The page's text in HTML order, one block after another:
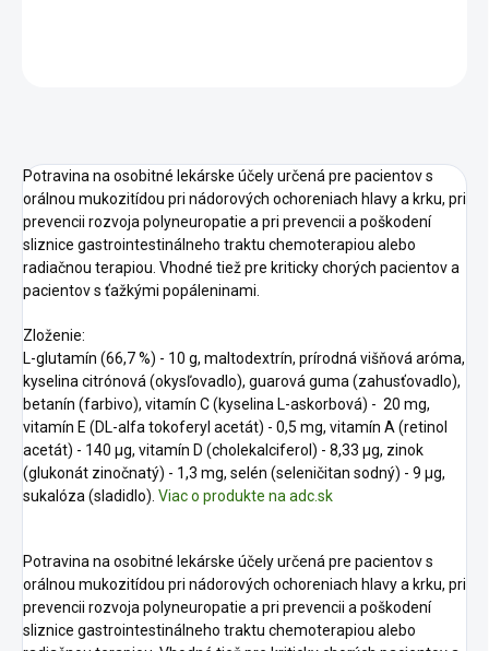
Potravina na osobitné lekárske účely určená pre pacientov s
orálnou mukozitídou pri nádorových ochoreniach hlavy a krku, pri
prevencii rozvoja polyneuropatie a pri prevencii a poškodení
sliznice gastrointestinálneho traktu chemoterapiou alebo
radiačnou terapiou. Vhodné tiež pre kriticky chorých pacientov a
pacientov s ťažkými popáleninami.
Zloženie:
L-glutamín (66,7 %) - 10 g, maltodextrín, prírodná višňová aróma,
kyselina citrónová (okysľovadlo), guarová guma (zahusťovadlo),
betanín (farbivo), vitamín C (kyselina L-askorbová) - 20 mg,
vitamín E (DL-alfa tokoferyl acetát) - 0,5 mg, vitamín A (retinol
acetát) - 140 μg, vitamín D (cholekalciferol) - 8,33 μg, zinok
(glukonát zinočnatý) - 1,3 mg, selén (seleničitan sodný) - 9 μg,
sukalóza (sladidlo). Viac o produkte na adc.sk
Potravina na osobitné lekárske účely určená pre pacientov s
orálnou mukozitídou pri nádorových ochoreniach hlavy a krku, pri
prevencii rozvoja polyneuropatie a pri prevencii a poškodení
sliznice gastrointestinálneho traktu chemoterapiou alebo